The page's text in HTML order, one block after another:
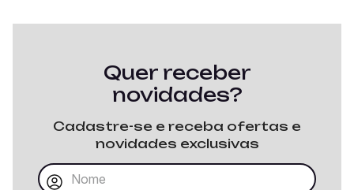
Quer receber
novidades?
Cadastre-se e receba ofertas e
novidades exclusivas